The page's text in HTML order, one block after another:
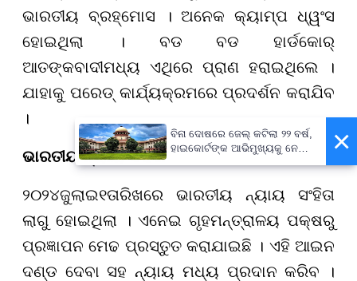
ଭାରତୀୟ ବ୍ରହ୍ମୋସ । ଅନେକ କ୍ୟାମ୍ପ ଧ୍ୱଂସ
ହୋଇଥିଲା । ବଡ ବଡ ହାର୍ଡକୋର୍
ଆତଙ୍କବାଦୀମଧ୍ୟ ଏଥିରେ ପ୍ରାଣ ହରାଇଥିଲେ ।
ଯାହାକୁ ପରେଡ୍ କାର୍ଯ୍ୟକ୍ରମରେ ପ୍ରଦର୍ଶନ କରାଯିବ
।
ଭାରତୀୟ ନ୍ୟାୟ ସଂହିତା
୨୦୨୪ଜୁଲାଇ୧ତାରିଖରେ ଭାରତୀୟ ନ୍ୟାୟ ସଂହିତା
ଲାଗୁ ହୋଇଥିଲା । ଏନେଇ ଗୃହମନ୍ତ୍ରାଳୟ ପକ୍ଷରୁ
ପ୍ରଜ୍ଞାପନ ମେଢ ପ୍ରସ୍ତୁତ କରାଯାଇଛି । ଏହି ଆଇନ
ଦଣ୍ଡ ଦେବା ସହ ନ୍ୟାୟ ମଧ୍ୟ ପ୍ରଦାନ କରିବ ।
×
ବିନା ଦୋଷରେ ଜେଲ୍ କଟିଲା ୨୨ ବର୍ଷ,
ହାଇକୋର୍ଟଙ୍କ ଆଭିମୁଖ୍ୟକୁ ନେଇ
ସୁପ୍ରିମକୋର୍ଟଙ୍କ ଅସନ୍ତୋଷ